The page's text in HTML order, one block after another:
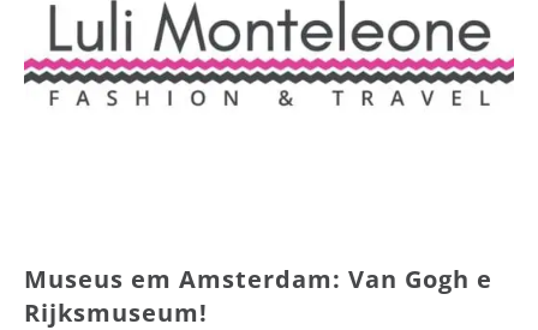
Museus em Amsterdam: Van Gogh e
Rijksmuseum!